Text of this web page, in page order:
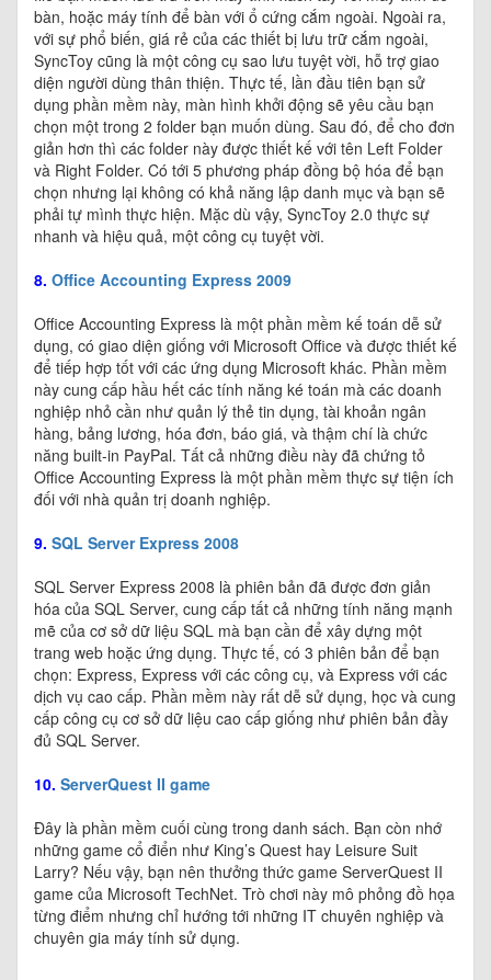
bàn, hoặc máy tính để bàn với ổ cứng cắm ngoài. Ngoài ra,
với sự phổ biến, giá rẻ của các thiết bị lưu trữ cắm ngoài,
SyncToy cũng là một công cụ sao lưu tuyệt vời, hỗ trợ giao
diện người dùng thân thiện. Thực tế, lần đầu tiên bạn sử
dụng phần mềm này, màn hình khởi động sẽ yêu cầu bạn
chọn một trong 2 folder bạn muốn dùng. Sau đó, để cho đơn
giản hơn thì các folder này được thiết kế với tên Left Folder
và Right Folder. Có tới 5 phương pháp đồng bộ hóa để bạn
chọn nhưng lại không có khả năng lập danh mục và bạn sẽ
phải tự mình thực hiện. Mặc dù vậy, SyncToy 2.0 thực sự
nhanh và hiệu quả, một công cụ tuyệt vời.
8. Office Accounting Express 2009
Office Accounting Express là một phần mềm kế toán dễ sử
dụng, có giao diện giống với Microsoft Office và được thiết kế
để tiếp hợp tốt với các ứng dụng Microsoft khác. Phần mềm
này cung cấp hầu hết các tính năng ké toán mà các doanh
nghiệp nhỏ cần như quản lý thẻ tin dụng, tài khoản ngân
hàng, bảng lương, hóa đơn, báo giá, và thậm chí là chức
năng built-in PayPal. Tất cả những điều này đã chứng tỏ
Office Accounting Express là một phần mềm thực sự tiện ích
đối với nhà quản trị doanh nghiệp.
9. SQL Server Express 2008
SQL Server Express 2008 là phiên bản đã được đơn giản
hóa của SQL Server, cung cấp tất cả những tính năng mạnh
mẽ của cơ sở dữ liệu SQL mà bạn cần để xây dựng một
trang web hoặc ứng dụng. Thực tế, có 3 phiên bản để bạn
chọn: Express, Express với các công cụ, và Express với các
dịch vụ cao cấp. Phần mềm này rất dễ sử dụng, học và cung
cấp công cụ cơ sở dữ liệu cao cấp giống như phiên bản đầy
đủ SQL Server.
10. ServerQuest II game
Đây là phần mềm cuối cùng trong danh sách. Bạn còn nhớ
những game cổ điển như King’s Quest hay Leisure Suit
Larry? Nếu vậy, bạn nên thưởng thức game ServerQuest II
game của Microsoft TechNet. Trò chơi này mô phỏng đồ họa
từng điểm nhưng chỉ hướng tới những IT chuyên nghiệp và
chuyên gia máy tính sử dụng.